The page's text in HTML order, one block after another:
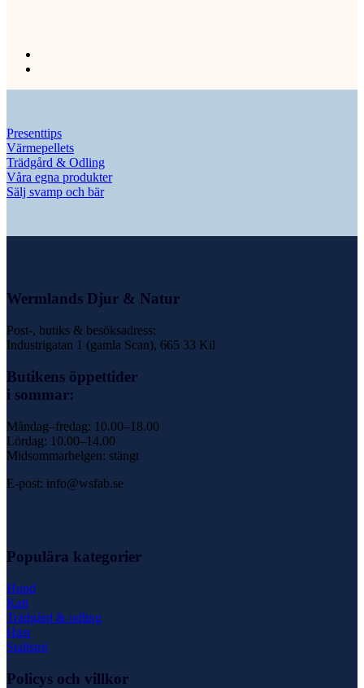
Presenttips
Värmepellets
Trädgård & Odling
Våra egna produkter
Sälj svamp och bär
Wermlands Djur & Natur
Post-, butiks & besöksadress:
Industrigatan 1 (gamla Scan), 665 33 Kil
Butikens öppettider
i sommar:
Måndag–fredag: 10.00–18.00
Lördag: 10.00–14.00
Midsommarhelgen: stängt
E-post: info@wsfab.se
Populära kategorier
Hund
Katt
Trädgård & odling
Häst
Stallströ
Policys och villkor